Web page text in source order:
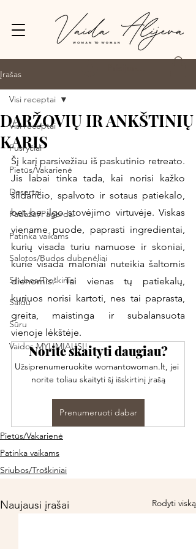
Įrašas
Visi receptai
Pusryčiai
Pietūs/Vakarienė
Desertai
Padažai/Pagardai
Patinka vaikams
Salotos/Budos dubenėliai
Sriubos/Troškiniai
Saldu
Sūru
Vaidos MYLIMIAUSI!
Visi receptai
DARŽOVIŲ IR ANKŠTINIŲ
KARIS
Šį karį parsivežiau iš paskutinio retreato.
Jis labai tinka tada, kai norisi kažko
šildančio, spalvoto ir sotaus patiekalo,
bet be ilgo stovėjimo virtuvėje. Viskas
viename puode, paprasti ingredientai,
kurių visada turiu namuose ir skoniai,
kurie visada maloniai nuteikia šaltomis
dienomis. Tai vienas tų patiekalų,
kuriuos norisi kartoti, nes tai paprasta,
greita, maistinga ir subalansuota
vienoje lėkštėje.
Norite skaityti daugiau?
Užsiprenumeruokite womantowoman.lt, jei
norite toliau skaityti šį išskirtinį įrašą
Prenumeruoti dabar
Pietūs/Vakarienė
Patinka vaikams
Sriubos/Troškiniai
Naujausi įrašai Rodyti viską